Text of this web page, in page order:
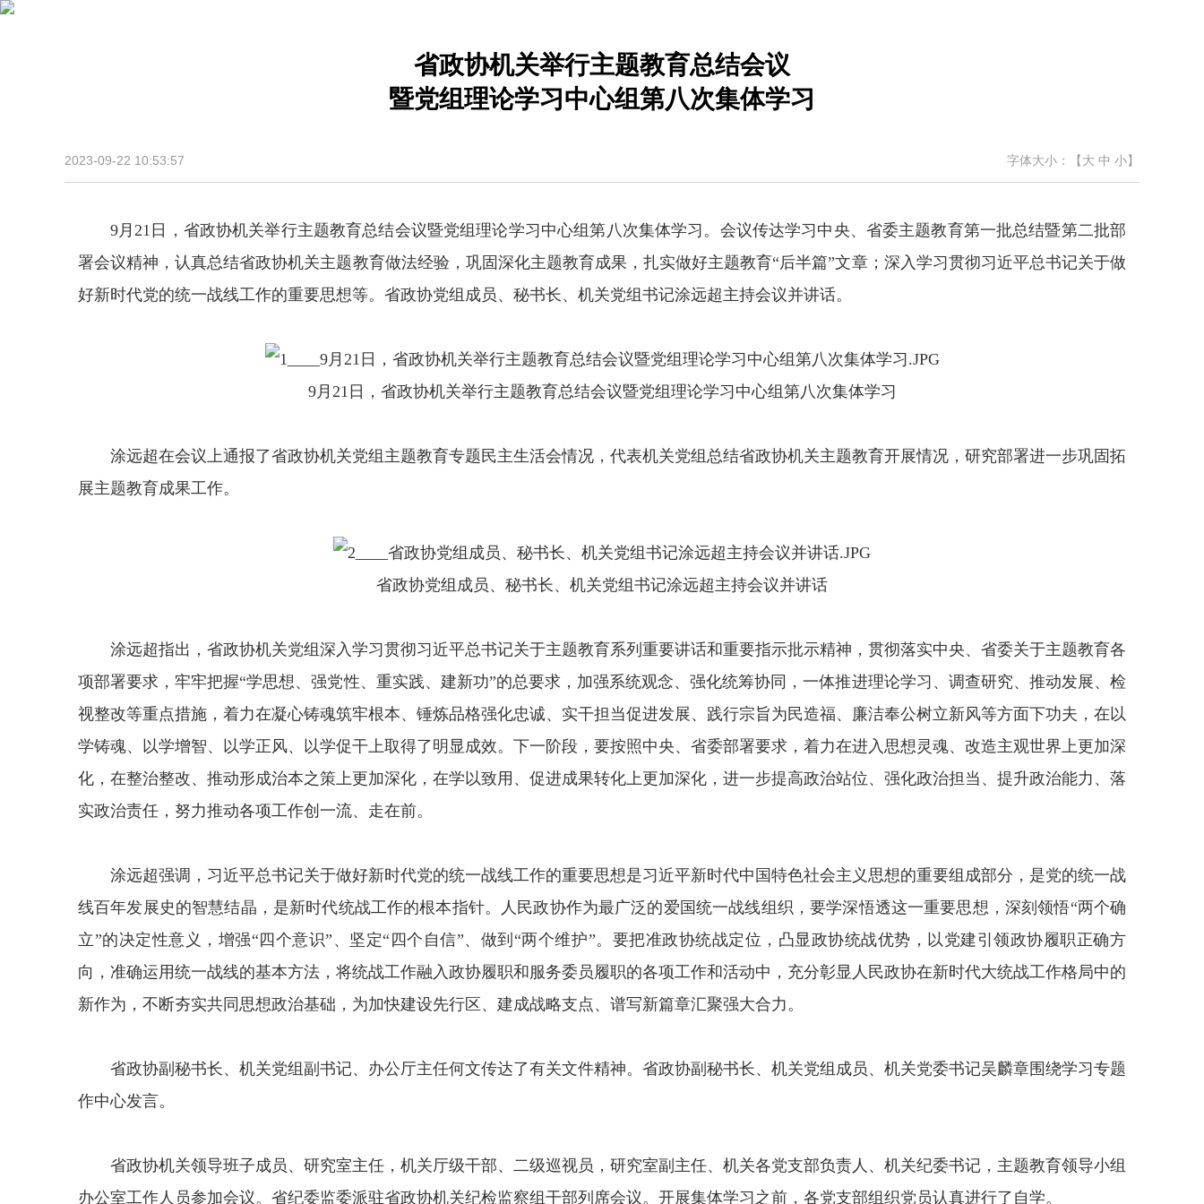
省政协机关举行主题教育总结会议
暨党组理论学习中心组第八次集体学习
2023-09-22 10:53:57 字体大小：【大 中 小】
9月21日，省政协机关举行主题教育总结会议暨党组理论学习中心组第八次集体学习。会议传达学习中央、省委主题教育第一批总结暨第二批部
署会议精神，认真总结省政协机关主题教育做法经验，巩固深化主题教育成果，扎实做好主题教育“后半篇”文章；深入学习贯彻习近平总书记关于做
好新时代党的统一战线工作的重要思想等。省政协党组成员、秘书长、机关党组书记涂远超主持会议并讲话。
9月21日，省政协机关举行主题教育总结会议暨党组理论学习中心组第八次集体学习
涂远超在会议上通报了省政协机关党组主题教育专题民主生活会情况，代表机关党组总结省政协机关主题教育开展情况，研究部署进一步巩固拓
展主题教育成果工作。
省政协党组成员、秘书长、机关党组书记涂远超主持会议并讲话
涂远超指出，省政协机关党组深入学习贯彻习近平总书记关于主题教育系列重要讲话和重要指示批示精神，贯彻落实中央、省委关于主题教育各
项部署要求，牢牢把握“学思想、强党性、重实践、建新功”的总要求，加强系统观念、强化统筹协同，一体推进理论学习、调查研究、推动发展、检
视整改等重点措施，着力在凝心铸魂筑牢根本、锤炼品格强化忠诚、实干担当促进发展、践行宗旨为民造福、廉洁奉公树立新风等方面下功夫，在以
学铸魂、以学增智、以学正风、以学促干上取得了明显成效。下一阶段，要按照中央、省委部署要求，着力在进入思想灵魂、改造主观世界上更加深
化，在整治整改、推动形成治本之策上更加深化，在学以致用、促进成果转化上更加深化，进一步提高政治站位、强化政治担当、提升政治能力、落
实政治责任，努力推动各项工作创一流、走在前。
涂远超强调，习近平总书记关于做好新时代党的统一战线工作的重要思想是习近平新时代中国特色社会主义思想的重要组成部分，是党的统一战
线百年发展史的智慧结晶，是新时代统战工作的根本指针。人民政协作为最广泛的爱国统一战线组织，要学深悟透这一重要思想，深刻领悟“两个确
立”的决定性意义，增强“四个意识”、坚定“四个自信”、做到“两个维护”。要把准政协统战定位，凸显政协统战优势，以党建引领政协履职正确方
向，准确运用统一战线的基本方法，将统战工作融入政协履职和服务委员履职的各项工作和活动中，充分彰显人民政协在新时代大统战工作格局中的
新作为，不断夯实共同思想政治基础，为加快建设先行区、建成战略支点、谱写新篇章汇聚强大合力。
省政协副秘书长、机关党组副书记、办公厅主任何文传达了有关文件精神。省政协副秘书长、机关党组成员、机关党委书记吴麟章围绕学习专题
作中心发言。
省政协机关领导班子成员、研究室主任，机关厅级干部、二级巡视员，研究室副主任、机关各党支部负责人、机关纪委书记，主题教育领导小组
办公室工作人员参加会议。省纪委监委派驻省政协机关纪检监察组干部列席会议。开展集体学习之前，各党支部组织党员认真进行了自学。